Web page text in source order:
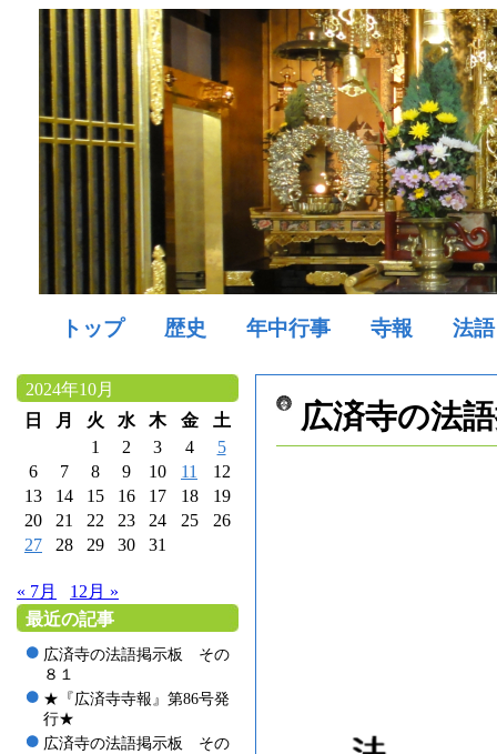
トップ 歴史 年中行事 寺報 法語
2024年10月
日
月 火 水 木 金
土
1
2 3 4
5
6
7 8 9 10 11
12
13
14 15 16 17 18
19
20
21 22 23 24 25
26
27
28 29 30 31
« 7月
12月 »
最近の記事
広済寺の法語掲示板 その
８１
★『広済寺寺報』第86号発
行★
広済寺の法語掲示板 その
広済寺の法